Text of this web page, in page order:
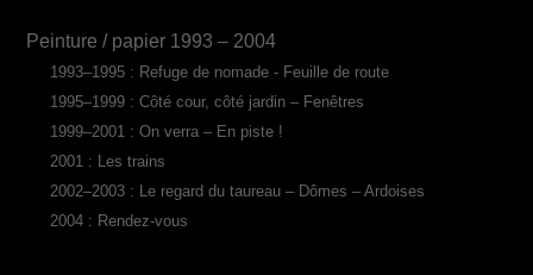
Peinture / papier 1993 – 2004
1993–1995 : Refuge de nomade - Feuille de route
1995–1999 : Côté cour, côté jardin – Fenêtres
1999–2001 : On verra – En piste !
2001 : Les trains
2002–2003 : Le regard du taureau – Dômes – Ardoises
2004 : Rendez-vous